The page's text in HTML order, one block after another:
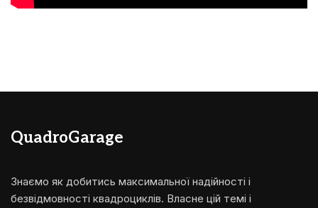
QuadroGarage
Знаємо як добитись максимальної надійності і
безвідмовності квадроциклів. Власне цій темі і